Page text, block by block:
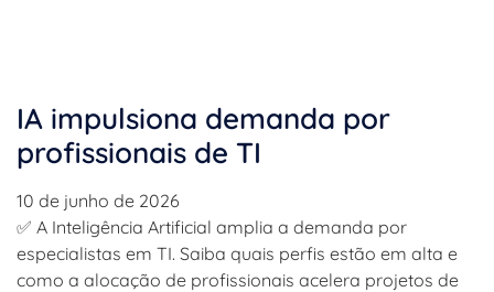
IA impulsiona demanda por
profissionais de TI
10 de junho de 2026
✅ A Inteligência Artificial amplia a demanda por
especialistas em TI. Saiba quais perfis estão em alta e
como a alocação de profissionais acelera projetos de